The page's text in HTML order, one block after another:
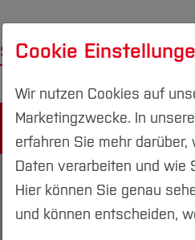
Studium Forschung &
Cookie
Wir nutzen Cookies auf
Marketingzwecke. In
erfahren Sie mehr
Daten verarbeiten und wie
Hier können Sie genau
und können entscheiden,